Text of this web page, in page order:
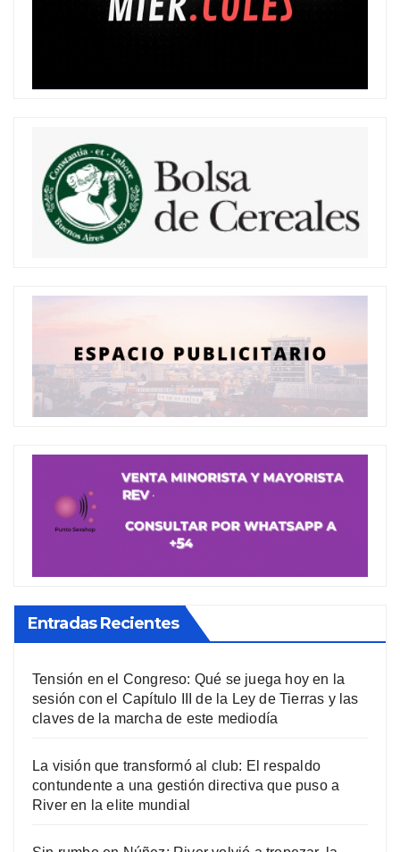
Entradas Recientes
Tensión en el Congreso: Qué se juega hoy en la
sesión con el Capítulo III de la Ley de Tierras y las
claves de la marcha de este mediodía
La visión que transformó al club: El respaldo
contundente a una gestión directiva que puso a
River en la elite mundial